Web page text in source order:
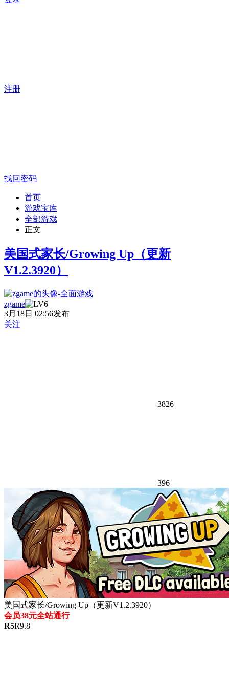
注册
找回密码
首页
游戏宝库
全部游戏
正文
美国式家长/Growing Up（更新
V1.2.3920）
zgame
3月18日 02:56发布
关注
3826
396
美国式家长/Growing Up（更新V1.2.3920）
会员38元全站通行
R5R9.8